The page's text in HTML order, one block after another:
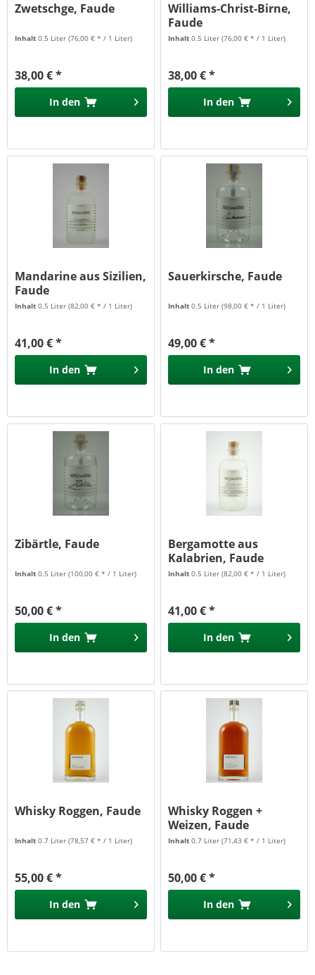
Zwetschge, Faude
Inhalt0.5 Liter(76,00 € * / 1 Liter)
38,00 € *
In den
Williams-Christ-Birne,
Faude
Inhalt0.5 Liter(76,00 € * / 1 Liter)
38,00 € *
In den
Mandarine aus Sizilien,
Faude
Inhalt0.5 Liter(82,00 € * / 1 Liter)
41,00 € *
In den
Sauerkirsche, Faude
Inhalt0.5 Liter(98,00 € * / 1 Liter)
49,00 € *
In den
Zibärtle, Faude
Inhalt0.5 Liter(100,00 € * / 1 Liter)
50,00 € *
In den
Bergamotte aus
Kalabrien, Faude
Inhalt0.5 Liter(82,00 € * / 1 Liter)
41,00 € *
In den
Whisky Roggen, Faude
Inhalt0.7 Liter(78,57 € * / 1 Liter)
55,00 € *
In den
Whisky Roggen +
Weizen, Faude
Inhalt0.7 Liter(71,43 € * / 1 Liter)
50,00 € *
In den